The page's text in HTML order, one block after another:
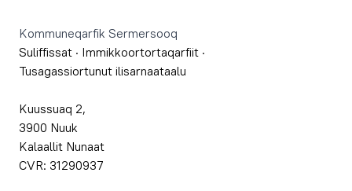
Kommuneqarfik Sermersooq
Suliffissat · Immikkoortortaqarfiit ·
Tusagassiortunut ilisarnaataalu
Kuussuaq 2,
3900 Nuuk
Kalaallit Nunaat
CVR: 31290937